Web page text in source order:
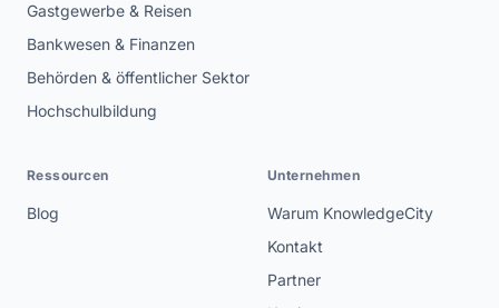
Gastgewerbe & Reisen
Bankwesen & Finanzen
Behörden & öffentlicher Sektor
Hochschulbildung
Ressourcen
Blog
Unternehmen
Warum KnowledgeCity
Kontakt
Partner